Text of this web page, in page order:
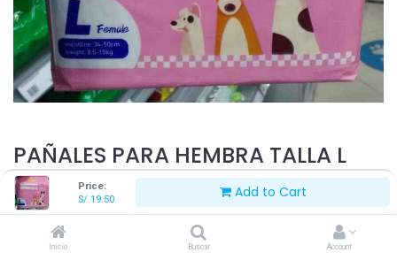
Price:
S/ 19.50 Add to Cart
Inicio Buscar Account
PAÑALES PARA HEMBRA TALLA L
S/19.50